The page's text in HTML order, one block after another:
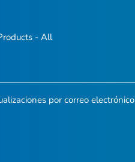
- All
por correo electrónico